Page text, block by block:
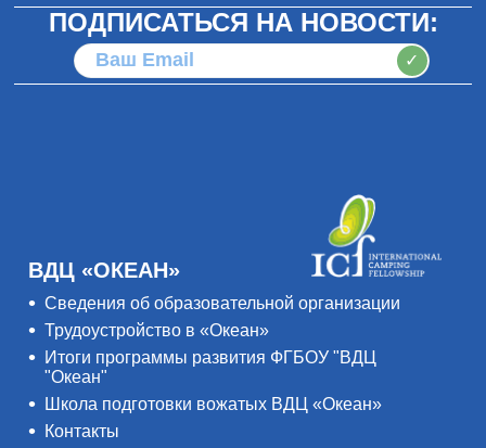
ПОДПИСАТЬСЯ НА НОВОСТИ:
✓
ВДЦ «ОКЕАН»
Сведения об образовательной организации
Трудоустройство в «Океан»
Итоги программы развития ФГБОУ "ВДЦ
"Океан"
Школа подготовки вожатых ВДЦ «Океан»
Контакты